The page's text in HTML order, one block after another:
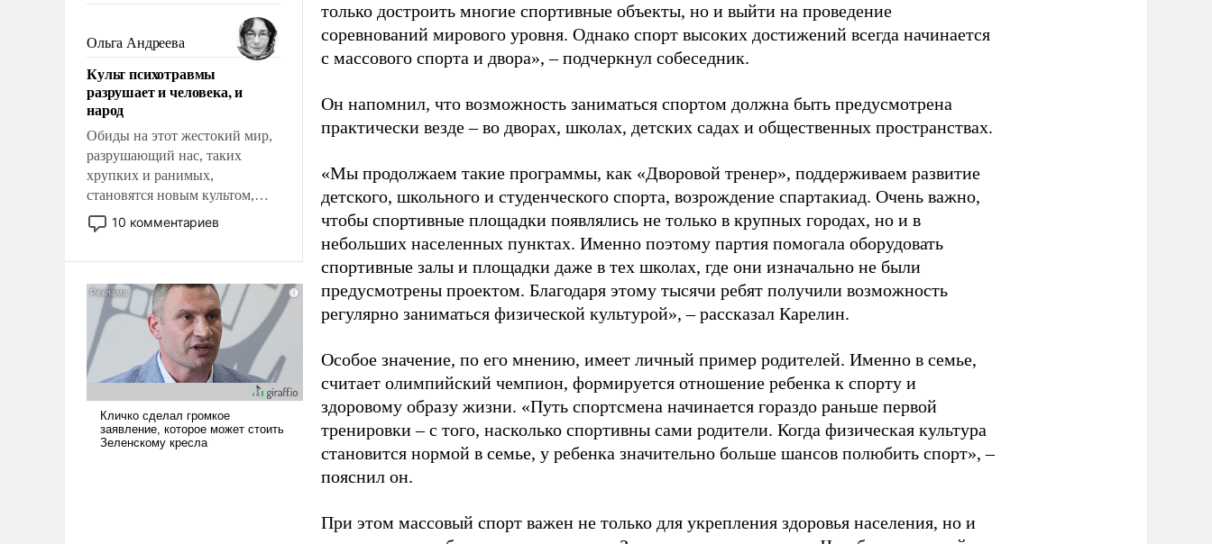
сложна и амбициозна. Однако
и ее реализация радикально
поднимет наши боевые
возможности.
Ольга Андреева
Культ психотравмы
разрушает и человека, и
народ
Обиды на этот жестокий мир,
разрушающий нас, таких
хрупких и ранимых,
становятся новым культом,
постепенно вытесняя и
отменяя традиционное
ударами судьбы, брать на себя
ответственность, помогать
слабым, идти вперед и
адаптироваться.
10 комментариев
только достроить многие спортивные объекты, но и выйти на проведение
соревнований мирового уровня. Однако спорт высоких достижений всегда начинается
с массового спорта и двора», – подчеркнул собеседник.
Он напомнил, что возможность заниматься спортом должна быть предусмотрена
практически везде – во дворах, школах, детских садах и общественных пространствах.
«Мы продолжаем такие программы, как «Дворовой тренер», поддерживаем развитие
детского, школьного и студенческого спорта, возрождение спартакиад. Очень важно,
чтобы спортивные площадки появлялись не только в крупных городах, но и в
небольших населенных пунктах. Именно поэтому партия помогала оборудовать
спортивные залы и площадки даже в тех школах, где они изначально не были
предусмотрены проектом. Благодаря этому тысячи ребят получили возможность
регулярно заниматься физической культурой», – рассказал Карелин.
Особое значение, по его мнению, имеет личный пример родителей. Именно в семье,
считает олимпийский чемпион, формируется отношение ребенка к спорту и
здоровому образу жизни. «Путь спортсмена начинается гораздо раньше первой
тренировки – с того, насколько спортивны сами родители. Когда физическая культура
становится нормой в семье, у ребенка значительно больше шансов полюбить спорт», –
пояснил он.
При этом массовый спорт важен не только для укрепления здоровья населения, но и